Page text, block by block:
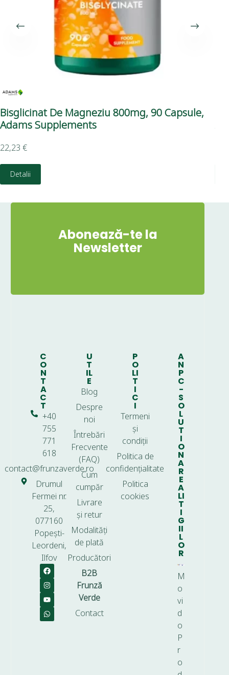
Bisglicinat De Magneziu 800mg, 90 Capsule,
Adams Supplements
22,23 €
Detalii
Abonează-te la
Newsletter
C
O
N
T
A
C
T
+40
755
771
618
contact@frunzaverde.ro
Drumul
Fermei nr.
25,
077160
Popești-
Leordeni,
Ilfov
U
T
IL
E
Blog
Despre
noi
Întrebări
Frecvente
(FAQ)
Cum
cumpăr
Livrare
și retur
Modalități
de plată
Producători
B2B
Frunză
Verde
Contact
P
O
LI
T
I
C
I
Termeni
și
condiții
Politica de
confidențialitate
Politica
cookies
A
N
P
C
-
S
O
L
U
T
I
O
N
A
R
E
A
LI
T
I
G
II
L
O
R
M
o
vi
d
o
P
r
o